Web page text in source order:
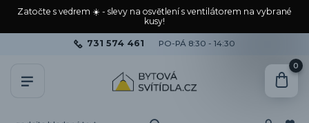
Zatočte s vedrem ☀️ - slevy na osvětlení s ventilátorem na vybrané
kusy!
731 574 461 PO-PÁ 8:30 - 14:30
0